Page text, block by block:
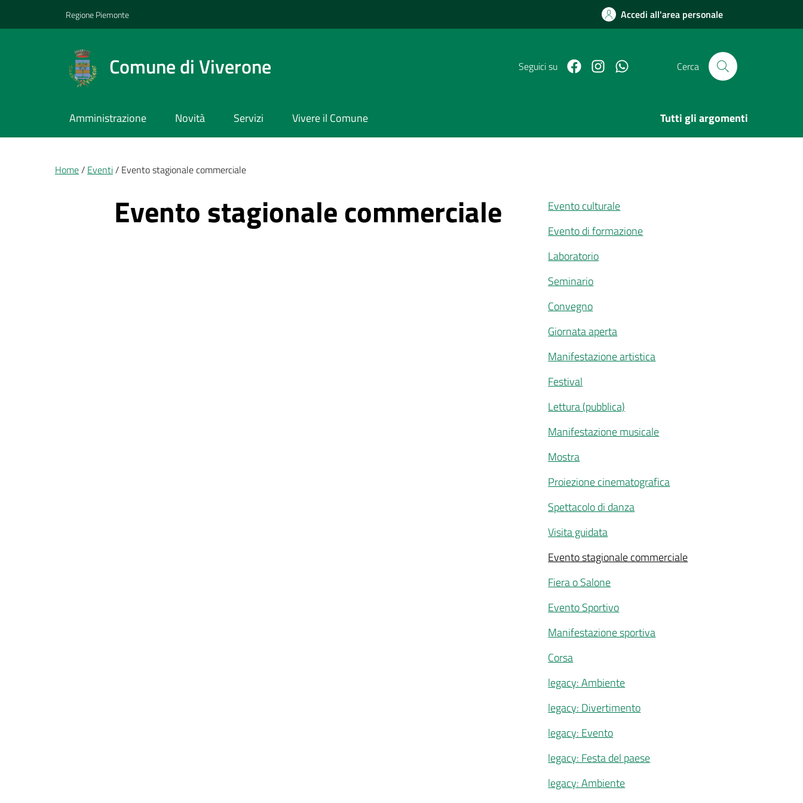
Regione Piemonte Accedi all'area personale
Comune di Viverone Seguici su FacebookLink Instagram
Link Canale Whatsapp
Cerca
Amministrazione Novità Servizi Vivere il Comune Tutti gli argomenti
Briciole di pane
Home Eventi Evento stagionale commerciale
Evento stagionale commerciale
Evento culturale
Evento di formazione
Laboratorio
Seminario
Convegno
Giornata aperta
Manifestazione artistica
Festival
Lettura (pubblica)
Manifestazione musicale
Mostra
Proiezione cinematografica
Spettacolo di danza
Visita guidata
Evento stagionale commerciale
Fiera o Salone
Evento Sportivo
Manifestazione sportiva
Corsa
legacy: Ambiente
legacy: Divertimento
legacy: Evento
legacy: Festa del paese
legacy: Ambiente